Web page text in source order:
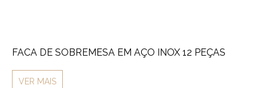
FACA DE SOBREMESA EM AÇO INOX 12 PEÇAS
VER MAIS